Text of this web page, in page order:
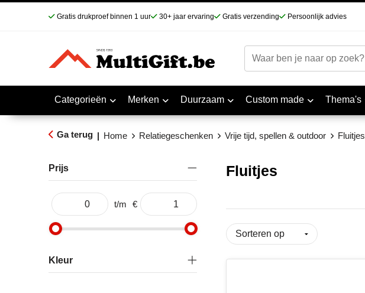
Gratis drukproef binnen 1 uur 30+ jaar ervaring Gratis verzending Persoonlijk advies
Categorieën Merken Duurzaam Custom made Thema's
Ga terug | Home Relatiegeschenken Vrije tijd, spellen & outdoor Fluitjes
Prijs
t/m €
Kleur
Fluitjes